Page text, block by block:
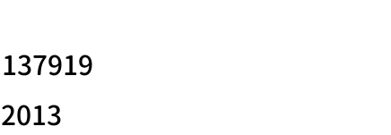
137919
2013